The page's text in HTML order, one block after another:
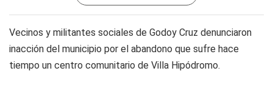
Vecinos y militantes sociales de Godoy Cruz denunciaron
inacción del municipio por el abandono que sufre hace
tiempo un centro comunitario de Villa Hipódromo.